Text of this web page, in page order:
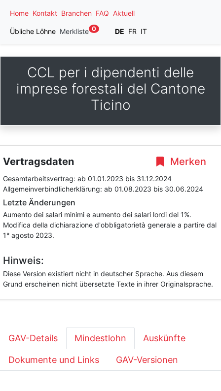
Home Kontakt Branchen FAQ Aktuell
Übliche Löhne Merkliste 0 DE FR IT
CCL per i dipendenti delle
imprese forestali del Cantone
Ticino
Merken
Vertragsdaten
Gesamtarbeitsvertrag: ab 01.01.2023 bis 31.12.2024
Allgemeinverbindlicherklärung: ab 01.08.2023 bis 30.06.2024
Letzte Änderungen
Aumento dei salari minimi e aumento dei salari lordi del 1%.
Modifica della dichiarazione d'obbligatorietà generale a partire dal
1° agosto 2023.
Hinweis:
Diese Version existiert nicht in deutscher Sprache. Aus diesem
Grund erscheinen nicht übersetzte Texte in ihrer Originalsprache.
GAV-Details Mindestlohn Auskünfte
Dokumente und Links GAV-Versionen